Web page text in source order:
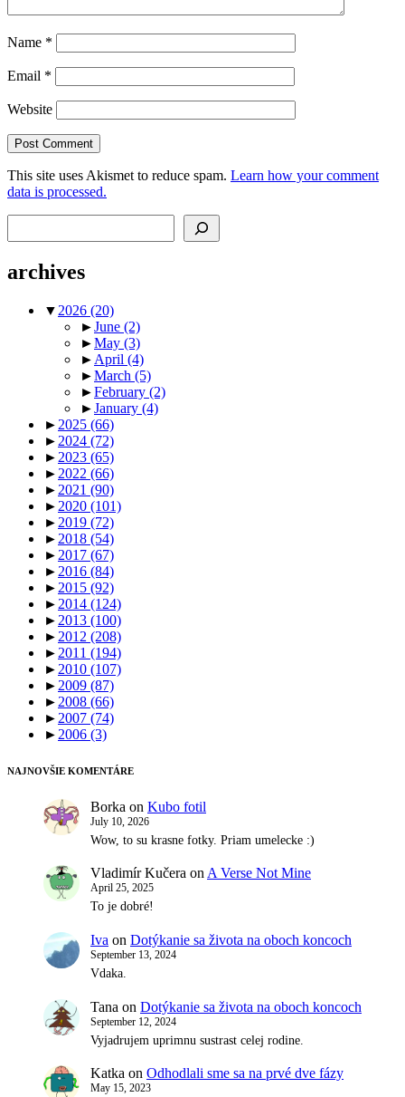
Name *
Email *
Website
This site uses Akismet to reduce spam. Learn how your comment
data is processed.
archives
▼ 2026 (20)
►June (2)
►May (3)
► April (4)
►March (5)
►February (2)
►January (4)
► 2025 (66)
► 2024 (72)
► 2023 (65)
► 2022 (66)
► 2021 (90)
► 2020 (101)
► 2019 (72)
► 2018 (54)
► 2017 (67)
► 2016 (84)
► 2015 (92)
► 2014 (124)
► 2013 (100)
► 2012 (208)
► 2011 (194)
► 2010 (107)
► 2009 (87)
► 2008 (66)
► 2007 (74)
► 2006 (3)
NAJNOVŠIE KOMENTÁRE
Borka on Kubo fotil
July 10, 2026
Wow, to su krasne fotky. Priam umelecke :)
Vladimír Kučera on A Verse Not Mine
April 25, 2025
To je dobré!
Iva on Dotýkanie sa života na oboch koncoch
September 13, 2024
Vdaka.
Tana on Dotýkanie sa života na oboch koncoch
September 12, 2024
Vyjadrujem uprimnu sustrast celej rodine.
Katka on Odhodlali sme sa na prvé dve fázy
May 15, 2023